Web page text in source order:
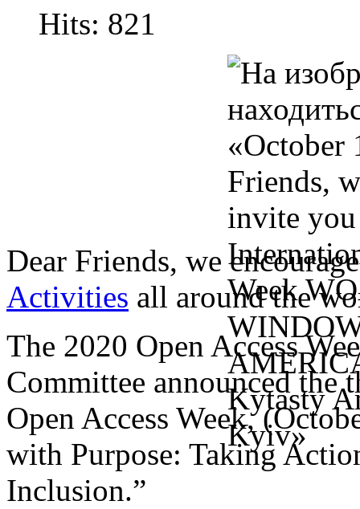
Hits: 821
Dear Friends, we
Activities all around the
The 2020 Open Access
Committee announced the
Open Access Week,
with Purpose: Taking
Inclusion.”